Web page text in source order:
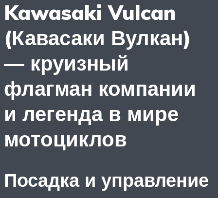
Kawasaki Vulcan
(Кавасаки Вулкан)
— круизный
флагман компании
и легенда в мире
мотоциклов
Посадка и управление